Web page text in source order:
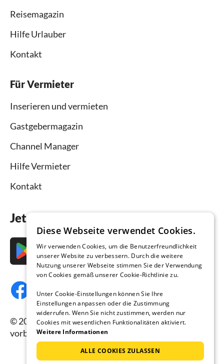
Reisemagazin
Hilfe Urlauber
Kontakt
Für Vermieter
Inserieren und vermieten
Gastgebermagazin
Channel Manager
Hilfe Vermieter
Kontakt
Jetzt die App downloaden
© 2026 Ferienhausmiete.de, alle Rechte
vorbehalten.
Diese Webseite verwendet Cookies.
Wir verwenden Cookies, um die Benutzerfreundlichkeit
unserer Website zu verbessern. Durch die weitere
Nutzung unserer Webseite stimmen Sie der Verwendung
von Cookies gemäß unserer Cookie-Richtlinie zu.
Unter Cookie-Einstellungen können Sie Ihre
Einstellungen anpassen oder die Zustimmung
widerrufen. Wenn Sie nicht zustimmen, werden nur
Cookies mit wesentlichen Funktionalitäten aktiviert.
Weitere Informationen
ALLE COOKIES ZULASSEN